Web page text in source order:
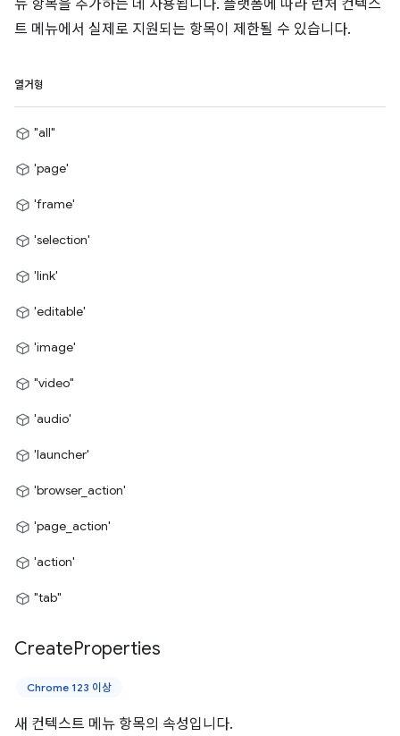
뉴 항목을 추가하는 데 사용됩니다. 플랫폼에 따라 런처 컨텍스
트 메뉴에서 실제로 지원되는 항목이 제한될 수 있습니다.
열거형
"all"
'page'
'frame'
'selection'
'link'
'editable'
'image'
"video"
'audio'
'launcher'
'browser_action'
'page_action'
'action'
"tab"
CreateProperties
Chrome 123 이상
새 컨텍스트 메뉴 항목의 속성입니다.